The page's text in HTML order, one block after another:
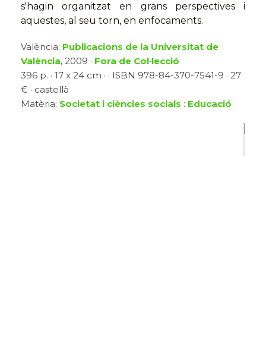
s'hagin organitzat en grans perspectives i
aquestes, al seu torn, en enfocaments.
València: Publicacions de la Universitat de
València, 2009 · Fora de Col·lecció
396 p. · 17 x 24 cm · · ISBN 978-84-370-7541-9 · 27
€ · castellà
Matèria: Societat i ciències socials : Educació